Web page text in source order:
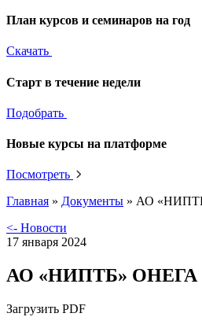
План курсов и семинаров на год
Скачать
Старт в течение недели
Подобрать
Новые курсы на платформе
Посмотреть
Главная » Документы » АО
<- Новости
17 января 2024
АО «НИПТБ» ОНЕГА
Загрузить PDF